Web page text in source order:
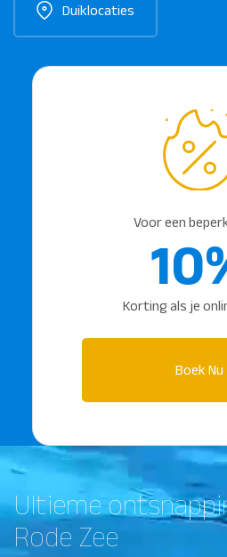
Duiklocaties
Voor een
Korting als je
Boek Nu
Ultieme
Rode Zee